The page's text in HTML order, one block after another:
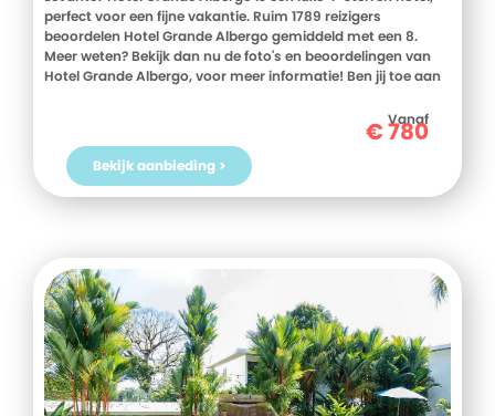
perfect voor een fijne vakantie. Ruim 1789 reizigers
beoordelen Hotel Grande Albergo gemiddeld met een 8.
Meer weten? Bekijk dan nu de foto's en beoordelingen van
Hotel Grande Albergo, voor meer informatie! Ben jij toe aan
Vanaf
€780
Bekijk aanbieding >